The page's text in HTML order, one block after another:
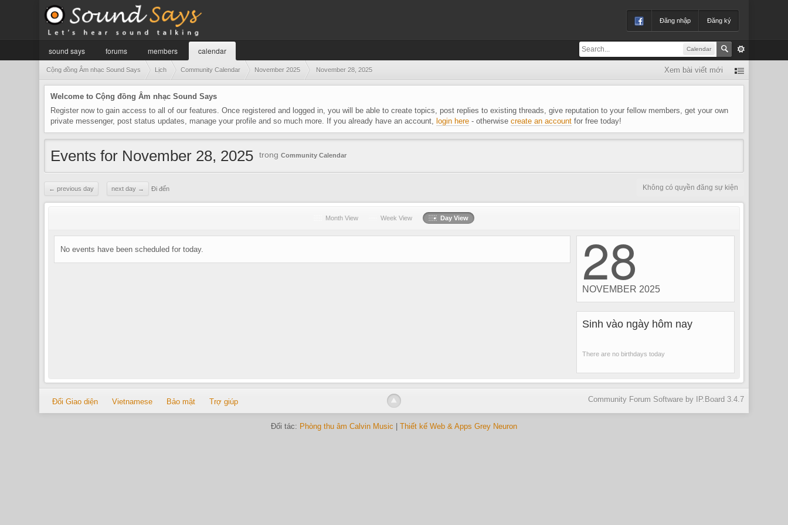
Đăng nhập Đăng ký
Calendar
sound says forums members calendar
Cộng đồng Âm nhạc Sound Says Lịch Community Calendar November 2025 November 28, 2025 Xem bài viết mới
Welcome to Cộng đồng Âm nhạc Sound Says
Register now to gain access to all of our features. Once registered and logged in, you will be able to create topics, post replies to existing threads, give reputation to your fellow members, get your own
private messenger, post status updates, manage your profile and so much more. If you already have an account, login here - otherwisecreate an account for free today!
Events for November 28, 2025 trongCommunity Calendar
← previous day next day → Đi đến Không có quyền đăng sự kiện
Month View Week View Day View
No events have been scheduled for today. 28
NOVEMBER 2025
Sinh vào ngày hôm nay
There are no birthdays today
Community Forum Software by IP.Board 3.4.7
Đổi Giao diện Vietnamese Bảo mật Trợ giúp
Đối tác: Phòng thu âm Calvin Music Thiết kế Web & Apps Grey Neuron